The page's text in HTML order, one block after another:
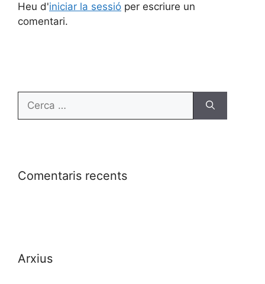
Heu d'iniciar la sessió per escriure un
comentari.
Comentaris recents
Arxius